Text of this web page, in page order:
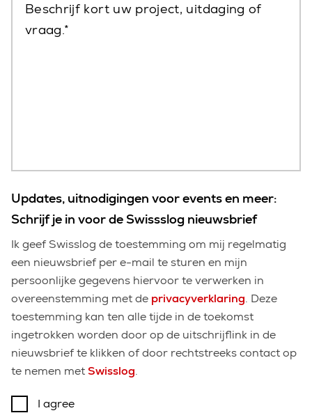
Beschrijf kort uw project, uitdaging of
vraag.
Updates, uitnodigingen voor events en meer:
Schrijf je in voor de Swissslog nieuwsbrief
Ik geef Swisslog de toestemming om mij regelmatig
een nieuwsbrief per e-mail te sturen en mijn
persoonlijke gegevens hiervoor te verwerken in
overeenstemming met de privacyverklaring. Deze
toestemming kan ten alle tijde in de toekomst
ingetrokken worden door op de uitschrijflink in de
nieuwsbrief te klikken of door rechtstreeks contact op
te nemen metSwisslog.
I agree